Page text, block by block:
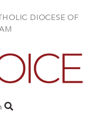
DIOCESE OF